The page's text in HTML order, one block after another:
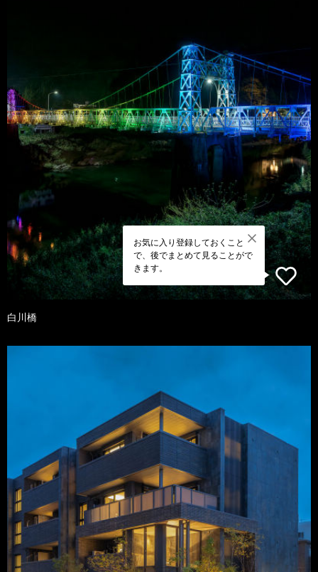
お気に入り登録しておくこと
で、後でまとめて見ることがで
きます。
白川橋